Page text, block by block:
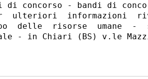
di concorso - bandi di
ulteriori  informazioni
delle  risorse  umane  -
- in Chiari (BS) v.le